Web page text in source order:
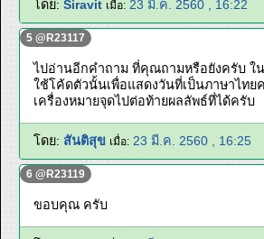
โดย: Siravit เมื่อ: 23 มี.ค. 2560 , 16:22
5 @R23117
ไปอ่านอีกคำถาม ที่คุณถามหรือยังครับ ใ
ใช้โค้ดตัวนั้นเพื่อแสดงวันที่เป็นภาษาไทย
เครื่องหมายจุดไปต่อท้ายผลลัพธ์ที่ได้ครับ
โดย: สันติสุข เมื่อ: 23 มี.ค. 2560 , 16:25
6 @R23119
ขอบคุณ ครับ